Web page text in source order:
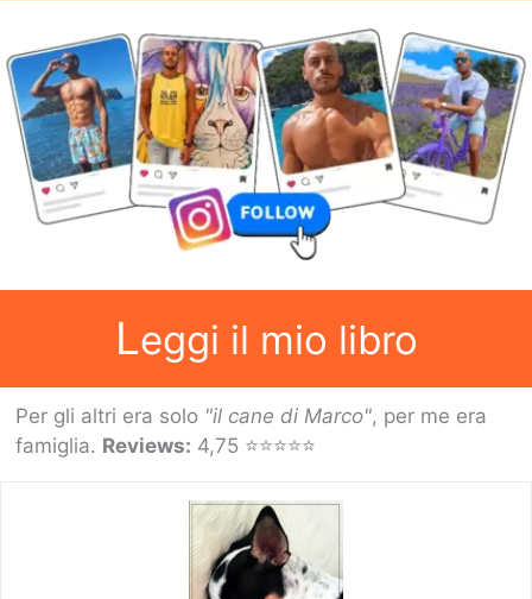
Leggi il mio libro
Per gli altri era solo "il cane di Marco", per me era
famiglia. Reviews: 4,75 ⭐⭐⭐⭐⭐